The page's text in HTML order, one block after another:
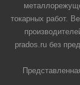
токарных работ.
prados.ru без